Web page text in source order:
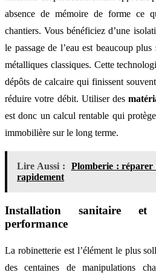
absence de mémoire de forme ce
chantiers. Vous bénéficiez d’une
le passage de l’eau est beaucoup
métalliques classiques. Cette
dépôts de calcaire qui finissent
réduire votre débit. Utiliser des
est donc un calcul rentable qui
immobilière sur le long terme.
Lire Aussi :
Plomberie : réparer
rapidement
Installation sanitaire et
performance
La robinetterie est l’élément le plus
des centaines de manipulations